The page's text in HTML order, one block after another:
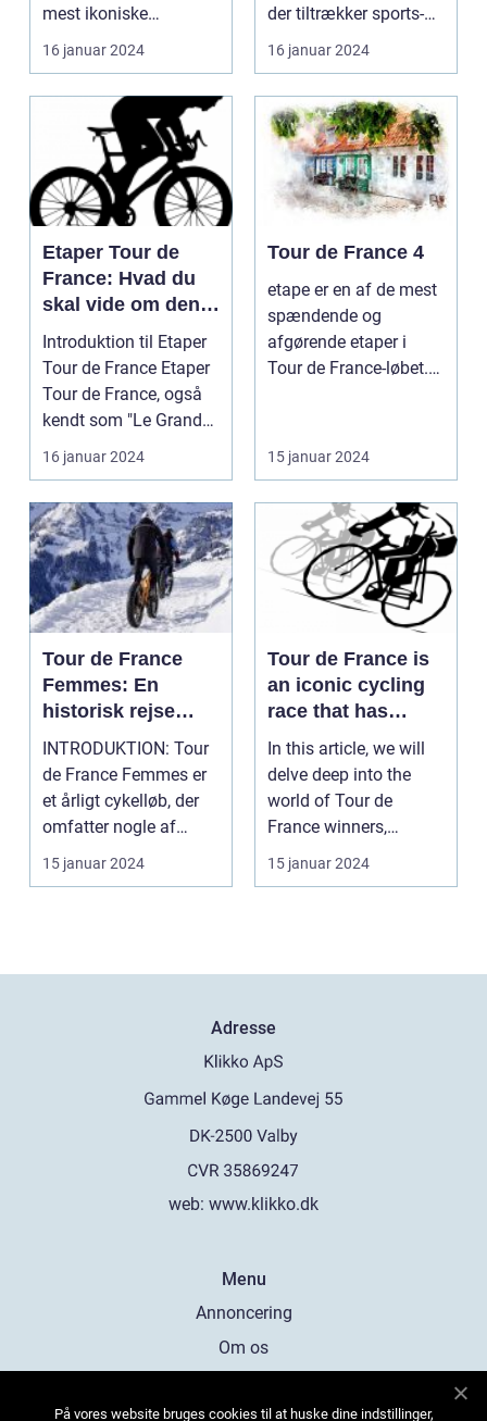
mest ikoniske
begivenheder ...
16 januar 2024
der tiltrækker sports-
og fritidsentus...
16 januar 2024
Etaper Tour de
France: Hvad du
skal vide om den
ultimative
cykelløbsudfordrin
g
Introduktion til Etaper
Tour de France Etaper
Tour de France, også
kendt som "Le Grand
Boucle", er ...
16 januar 2024
Tour de France 4
etape er en af de mest
spændende og
afgørende etaper i
Tour de France-løbet.
15 januar 2024
Tour de France
Femmes: En
historisk rejse
gennem kvinders
cykelløb
INTRODUKTION: Tour
de France Femmes er
et årligt cykelløb, der
omfatter nogle af
verdens bedste kvi...
15 januar 2024
Tour de France is
an iconic cycling
race that has
captivated sports
and leisure
enthusiasts for
over a century
In this article, we will
delve deep into the
world of Tour de
France winners,
shedding light on
thei...
15 januar 2024
Adresse
web: www.klikko.dk
Menu
Annoncering
Om os
På vores website bruges cookies til at huske dine indstillinger,